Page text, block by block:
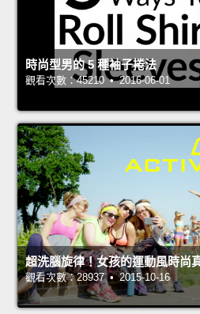
時尚型男的 5 種袖子捲法
觀看次數：45210 • 2016-06-01
超洗腦旋律！女孩的運動風時尚
觀看次數：28937 • 2015-10-16